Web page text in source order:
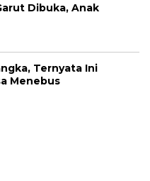
Dibuka, Anak
Ternyata Ini
Menebus